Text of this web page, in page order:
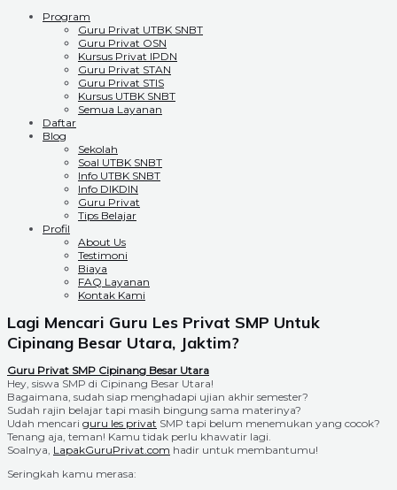
Program
Guru Privat UTBK SNBT
Guru Privat OSN
Kursus Privat IPDN
Guru Privat STAN
Guru Privat STIS
Kursus UTBK SNBT
Semua Layanan
Daftar
Blog
Sekolah
Soal UTBK SNBT
Info UTBK SNBT
Info DIKDIN
Guru Privat
Tips Belajar
Profil
About Us
Testimoni
Biaya
FAQ Layanan
Kontak Kami
Lagi Mencari Guru Les Privat SMP Untuk
Cipinang Besar Utara, Jaktim?
Guru Privat SMP Cipinang Besar Utara
Hey, siswa SMP di Cipinang Besar Utara!
Bagaimana, sudah siap menghadapi ujian akhir semester?
Sudah rajin belajar tapi masih bingung sama materinya?
Udah mencari guru les privat SMP tapi belum menemukan yang cocok?
Tenang aja, teman! Kamu tidak perlu khawatir lagi.
Soalnya, LapakGuruPrivat.com hadir untuk membantumu!
Seringkah kamu merasa: